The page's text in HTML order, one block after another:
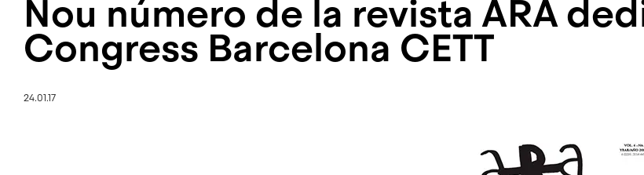
Nou número de la revista ARA
Congress Barcelona CETT
24.01.17